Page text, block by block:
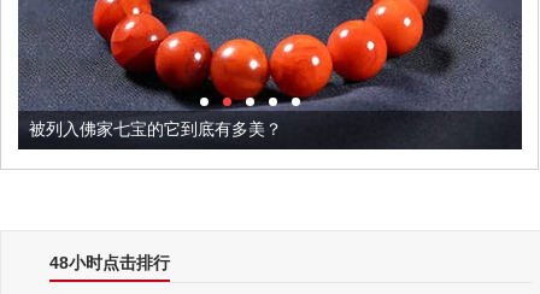
被列入佛家七宝的它到底有多美？
48小时点击排行